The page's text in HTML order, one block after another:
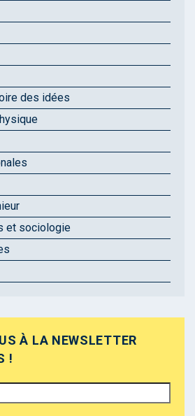
des idées
et sociologie
À LA NEWSLETTER
!